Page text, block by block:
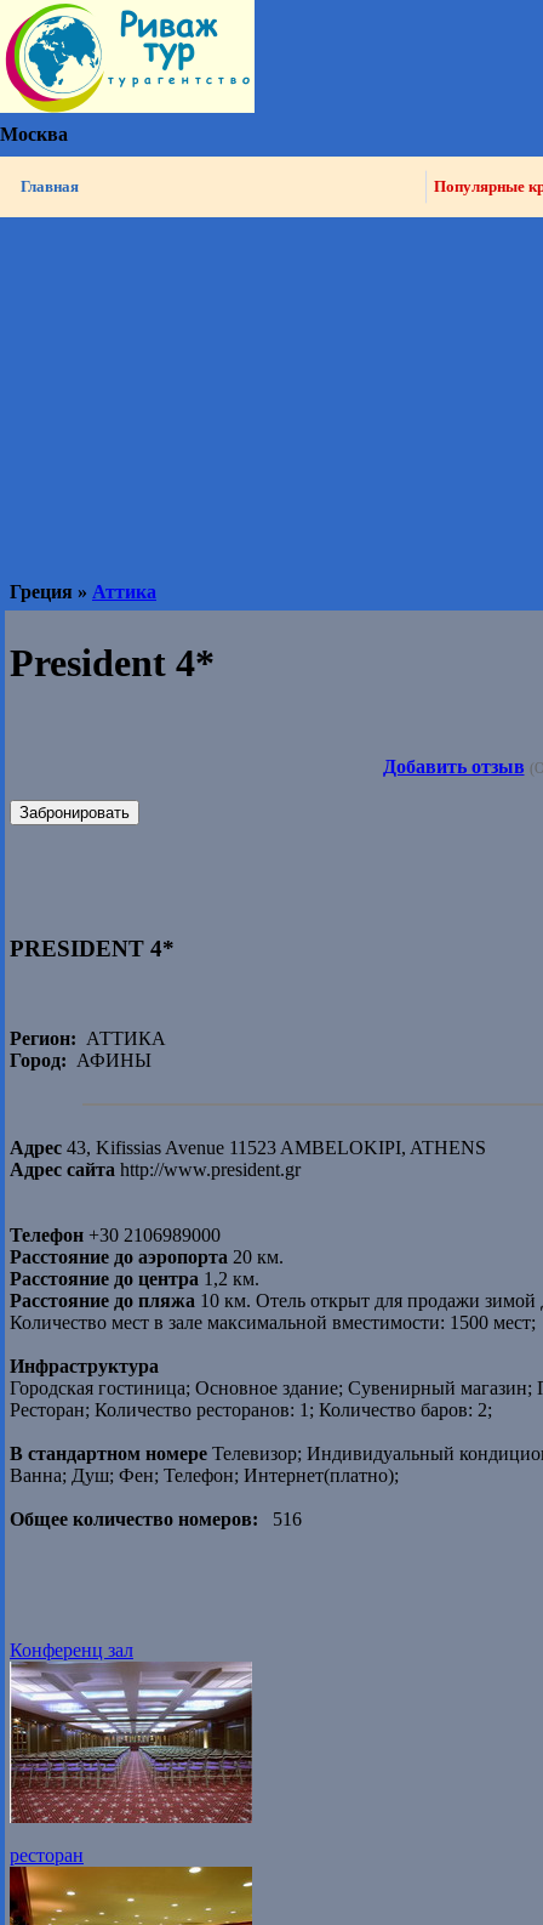
Москва
Главная Популярные
Греция » Аттика
President 4*
Добавить отзыв
Забронировать
PRESIDENT 4*
Регион: АТТИКА
Город: АФИНЫ
Адрес 43, Kifissias Avenue 11523 AMBELOKIPI, ATHENS
Адрес сайта http://www.president.gr
Телефон +30 2106989000
Расстояние до аэропорта 20 км.
Расстояние до центра 1,2 км.
Расстояние до пляжа 10 км. Отель открыт для продажи
Количество мест в зале максимальной вместимости: 1500 мест;
Инфраструктура
Городская гостиница; Основное здание; Сувенирный магазин;
Ресторан; Количество ресторанов: 1; Количество баров: 2;
В стандартном номере Телевизор; Индивидуальный
Ванна; Душ; Фен; Телефон; Интернет(платно);
Общее количество номеров: 516
Конференц зал
ресторан